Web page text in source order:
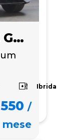
MERCEDES-BENZ GLA 250
Ibrida
550 /
mese